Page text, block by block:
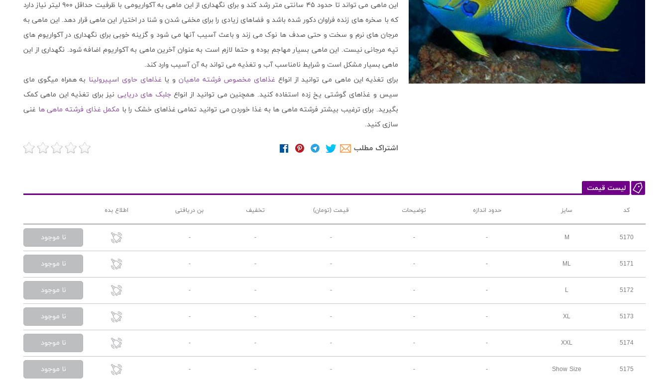
این ماهی می تواند تا حدود ۴۵ سانتی متر رشد کند و برای نگهداری از این ماهی به آکواریومی با ظرفیت حداقل ۹۰۰ لیتر نیاز دارد
که با صخره های زنده فراوان دکور شده باشد و فضاهای زیادی را برای مخفی شدن و شنا در اختیار این ماهی قرار دهد. این ماهی به
مرجان های نرم و سخت و حتی صدف ها نوک می زند و باعث آسیب آنها می شود و گزینه خوبی برای نگهداری در آکواریوم های
تپه مرجانی نیست. این ماهی بسیار مهاجم بوده و حتما لازم است به عنوان آخرین ماهی به آکواریوم اضافه شود. نگهداری از این
ماهی بسیار مشکل است و شرایط نامناسب آب و تغذیه می تواند به آن آسیب وارد کند.
برای تغذیه این ماهی می توانید از انواع غذاهای مخصوص فرشته ماهیان و یا غذاهای حاوی اسپیرولینا به همراه میگوی مای
سیس و غذاهای گوشتی یخ زده استفاده کنید. همچنین می توانید از انواعجلبک های دریایی نیز برای تغذیه این ماهی کمک
بگیرید. برای ترغیب بیشتر فرشته ماهی ها به غذا خوردن می توانید تمامی غذاهای خشک را با مکمل غذای فرشته ماهی ها غنی
سازی کنید.
اشتراک مطلب
لیست قیمت
کد سایز حدود اندازه توضیحات قیمت (تومان) تخفیف بن دریافتی اطلاع بده
5170
M
-
-
-
-
- نا موجود
5171
ML
-
-
-
-
- نا موجود
5172
L
-
-
-
-
- نا موجود
5173
XL
-
-
-
-
- نا موجود
5174
XXL
-
-
-
-
- نا موجود
5175
Show Size
-
-
-
-
- نا موجود